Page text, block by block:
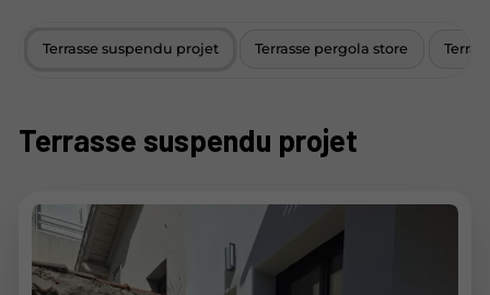
Terrasse suspendu projet Terrasse pergola store
Terrasse suspendu projet